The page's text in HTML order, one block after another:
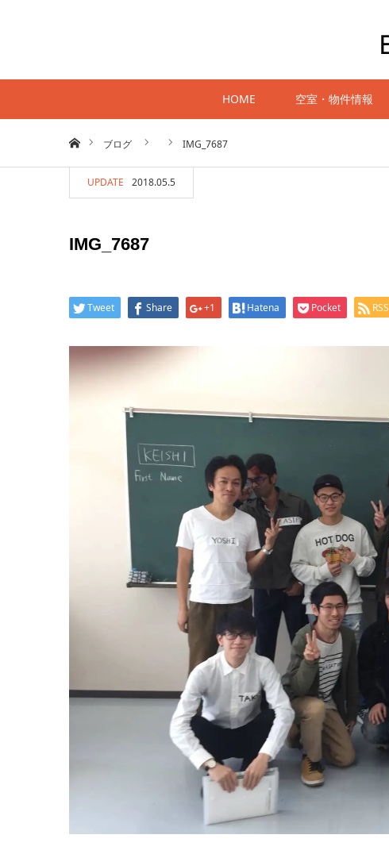
HOME 空室・物件情報
ホームブログ IMG_7687
UPDATE 2018.05.5
IMG_7687
Tweet Share +1 Hatena Pocket RSS